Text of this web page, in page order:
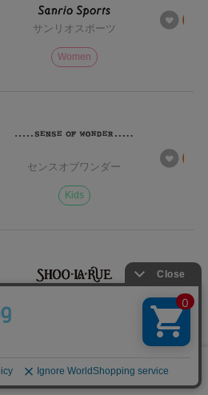
サンリオスポーツ
Women
センスオブワンダー
Kids